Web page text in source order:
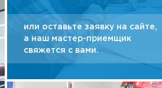
или оставьте заявку на сайте,
а наш мастер-приемщик
свяжется с вами.